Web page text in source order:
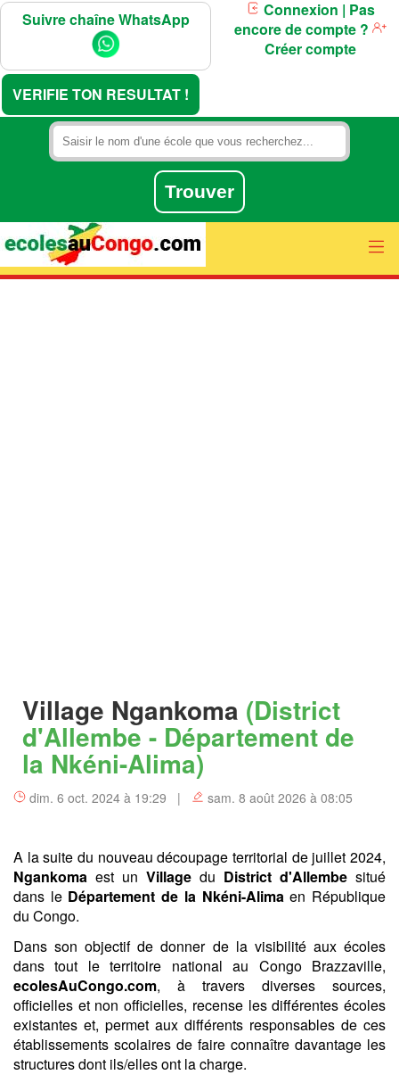
Suivre chaîne WhatsApp
VERIFIE TON RESULTAT !
Connexion | Pas
encore de compte ?
Créer compte
Village Ngankoma (District
d'Allembe - Département de
la Nkéni-Alima)
dim. 6 oct. 2024 à 19:29 | sam. 8 août 2026 à 08:05
A la suite du nouveau découpage territorial de juillet 2024,
Ngankoma est un Village du District d'Allembe situé
dans le Département de la Nkéni-Alimaen République
du Congo.
Dans son objectif de donner de la visibilité aux écoles
dans tout le territoire national au Congo Brazzaville,
ecolesAuCongo.com, à travers diverses sources,
officielles et non officielles, recense les différentes écoles
existantes et, permet aux différents responsables de ces
établissements scolaires de faire connaître davantage les
structures dont ils/elles ont la charge.